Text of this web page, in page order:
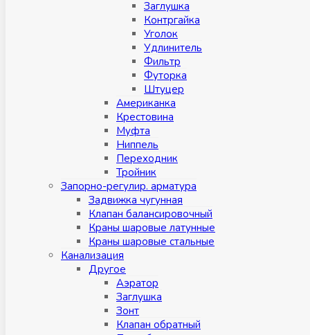
Заглушка
Контргайка
Уголок
Удлинитель
Фильтр
Футорка
Штуцер
Американка
Крестовина
Муфта
Ниппель
Переходник
Тройник
Запорно-регулир. арматура
Задвижка чугунная
Клапан балансировочный
Краны шаровые латунные
Краны шаровые стальные
Канализация
Другое
Аэратор
Заглушкa
Зонт
Клапан обратный